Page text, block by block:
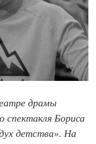
драмы
спектакля Бориса
детства». На